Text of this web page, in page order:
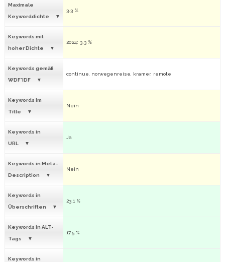
Maximale
Keyworddichte
3.3 %
Keywords mit
hoher Dichte
2024: 3.3 %
Keywords gemäß
WDF*IDF
continue, norwegenreise, kramer, remote
Keywords im
Title
Nein
Keywords in
URL
Ja
Keywords in Meta-
Description
Nein
Keywords in
Überschriften
23.1 %
Keywords in ALT-
Tags
17.5 %
Keywords in